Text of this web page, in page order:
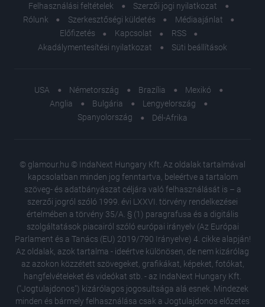
Felhasználási feltételek
Szerzői jogi nyilatkozat
Rólunk
Szerkesztőségi küldetés
Médiaajánlat
Előfizetés
Kapcsolat
RSS
Akadálymentesítési nyilatkozat
Süti beállítások
USA Németország Brazília
Mexikó
Anglia
Bulgária
Lengyelország
Spanyolország
Dél-Afrika
© glamour.hu © IndaNext Hungary Kft. Az oldalak tartalmával
kapcsolatban minden jog fenntartva, beleértve a tartalom
szöveg- és adatbányászat céljára való felhasználását is – a
szerzői jogról szóló 1999. évi LXXVI. törvény rendelkezései
értelmében a törvény 35/A. § (1) paragrafusa és a digitális
szolgáltatások piacairól szóló európai irányelv (Az Európai
Parlament és a Tanács (EU) 2019/790 Irányelve) 4. cikke alapján!
Az oldalak, azok tartalma - ideértve különösen, de nem kizárólag
az azokon közzétett szövegeket, grafikákat, képeket, fotókat,
hangfelvételeket és videókat stb. - az IndaNext Hungary Kft.
("Jogtulajdonos") kizárólagos jogosultsága alá esnek. Mindezek
minden és bármely felhasználása csak a Jogtulajdonos előzetes